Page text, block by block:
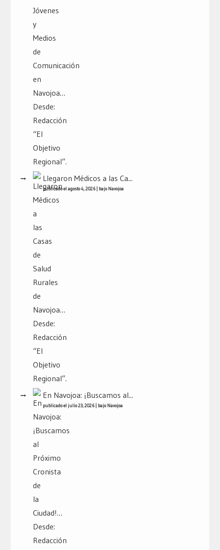
Llegaron Médicos a las Ca...
publicado el agosto 4, 2026| bajoNavojoa
En Navojoa: ¡Buscamos al...
publicado el julio 23, 2026| bajoNavojoa